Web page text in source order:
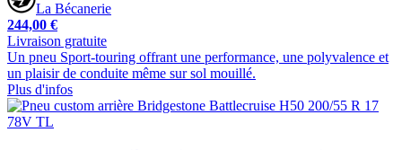
La Bécanerie
244,00 €
Livraison gratuite
Un pneu Sport-touring offrant une performance, une polyvalence et
un plaisir de conduite même sur sol mouillé.
Plus d'infos